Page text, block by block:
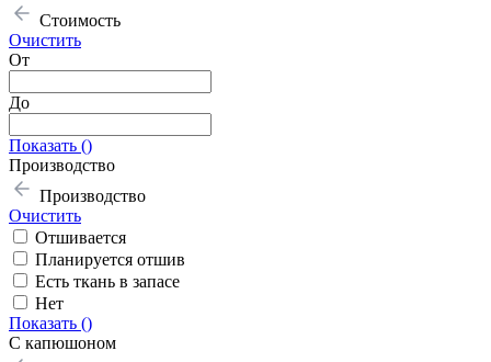
Стоимость
Очистить
От
До
Показать ()
Производство
Производство
Очистить
Отшивается
Планируется отшив
Есть ткань в запасе
Нет
Показать ()
С капюшоном